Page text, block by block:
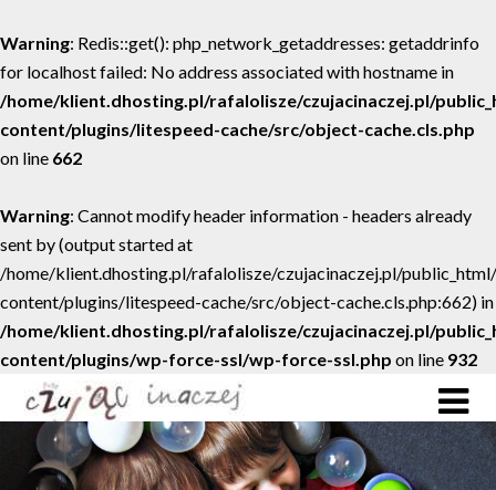
Warning: Redis::get(): php_network_getaddresses: getaddrinfo
for localhost failed: No address associated with hostname in
/home/klient.dhosting.pl/rafalolisze/czujacinaczej.pl/
content/plugins/litespeed-cache/src/object-cache.cls.php
on line 662
Warning: Cannot modify header information - headers already
sent by (output started at
/home/klient.dhosting.pl/rafalolisze/czujacinaczej.pl/
content/plugins/litespeed-cache/src/object-cache.cls.php:662) in
/home/klient.dhosting.pl/rafalolisze/czujacinaczej.pl/
content/plugins/wp-force-ssl/wp-force-ssl.php on line 932